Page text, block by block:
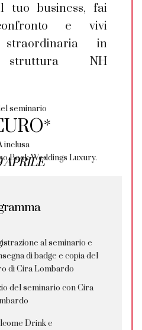
tuo business, fai
e vivi
straordinaria in
struttura NH
seminario
inclusa
Book Weddings Luxury.
APRILE
al seminario e
di badge e copia del
di Cira Lombardo
del seminario con Cira
Drink e